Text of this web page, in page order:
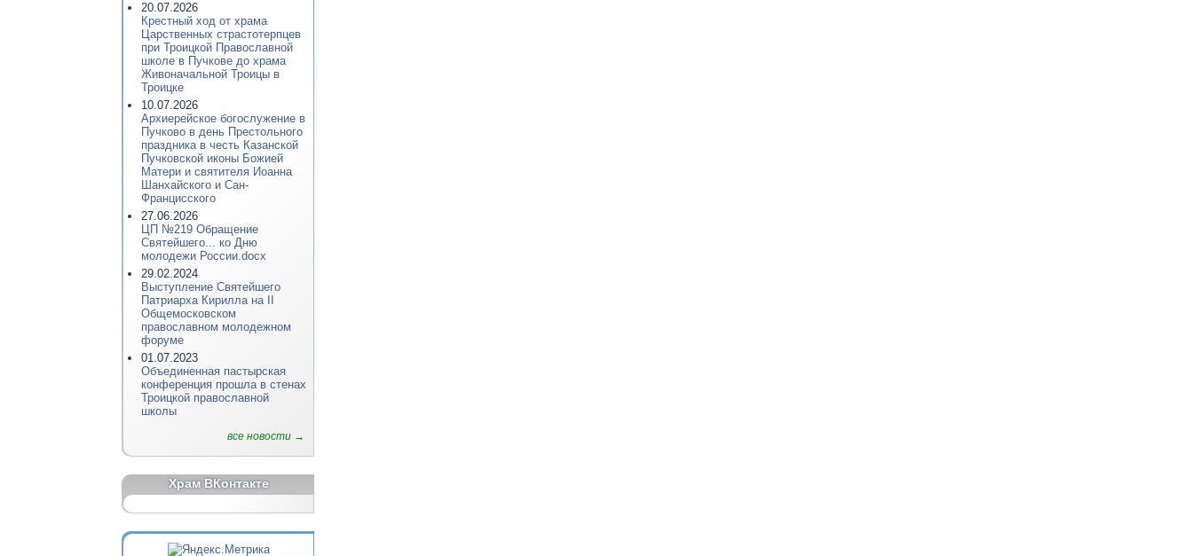
20.07.2026
Крестный ход от храма
Царственных страстотерпцев
при Троицкой Православной
школе в Пучкове до храма
Живоначальной Троицы в
Троицке
10.07.2026
Архиерейское богослужение в
Пучково в день Престольного
праздника в честь Казанской
Пучковской иконы Божией
Матери и святителя Иоанна
Шанхайского и Сан-
Францисского
27.06.2026
ЦП №219 Обращение
Святейшего... ко Дню
молодежи России.docx
29.02.2024
Выступление Святейшего
Патриарха Кирилла на II
Общемосковском
православном молодежном
форуме
01.07.2023
Объединенная пастырская
конференция прошла в стенах
Троицкой православной
школы
все новости →
Храм ВКонтакте